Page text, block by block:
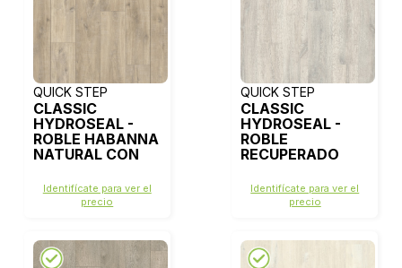
QUICK STEP
CLASSIC
HYDROSEAL -
ROBLE HABANNA
NATURAL CON
SIERRA -
CLM1656
Identifícate para ver el
precio
QUICK STEP
CLASSIC
HYDROSEAL -
ROBLE
RECUPERADO
BLANCA - CL1653
Identifícate para ver el
precio